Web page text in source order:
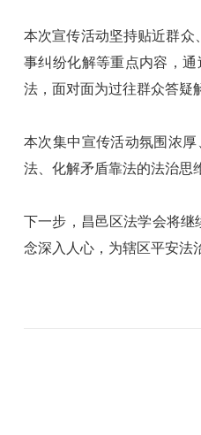
本次宣传活动坚持贴近群众
事纠纷化解等重点内容，
法，面对面为过往群众答疑
本次集中宣传活动氛围浓
法、化解矛盾靠法的法治思
下一步，昌邑区法学会将继
念深入人心，为辖区平安法